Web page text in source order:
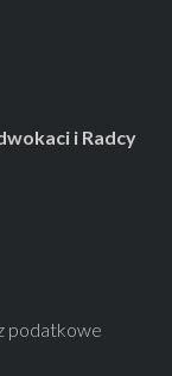
i Radcy
podatkowe